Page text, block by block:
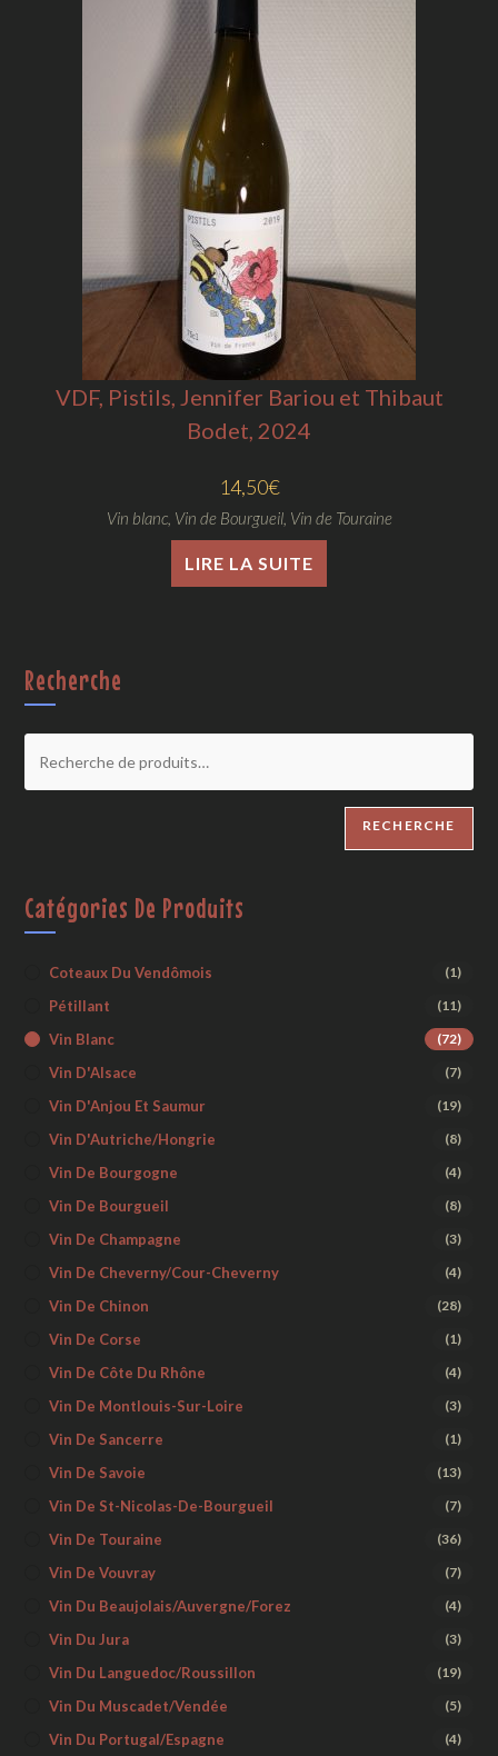
VDF, Pistils, Jennifer Bariou et Thibaut
Bodet, 2024
14,50€
Vin blanc, Vin de Bourgueil, Vin de Touraine
LIRE LA SUITE
Recherche
RECHERCHE
Catégories De Produits
Coteaux Du Vendômois (1)
Pétillant (11)
Vin Blanc (72)
Vin D'Alsace (7)
Vin D'Anjou Et Saumur (19)
Vin D'Autriche/Hongrie (8)
Vin De Bourgogne (4)
Vin De Bourgueil (8)
Vin De Champagne (3)
Vin De Cheverny/Cour-Cheverny (4)
Vin De Chinon (28)
Vin De Corse (1)
Vin De Côte Du Rhône (4)
Vin De Montlouis-Sur-Loire (3)
Vin De Sancerre (1)
Vin De Savoie (13)
Vin De St-Nicolas-De-Bourgueil (7)
Vin De Touraine (36)
Vin De Vouvray (7)
Vin Du Beaujolais/Auvergne/Forez (4)
Vin Du Jura (3)
Vin Du Languedoc/Roussillon (19)
Vin Du Muscadet/Vendée (5)
Vin Du Portugal/Espagne (4)